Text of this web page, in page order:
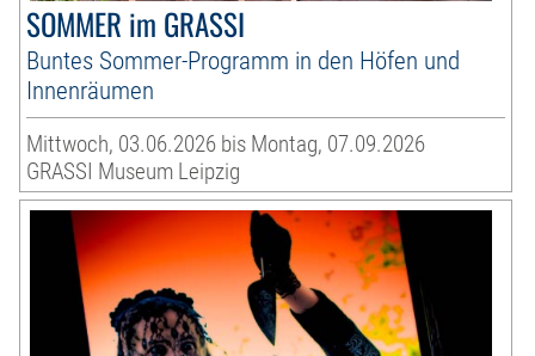
SOMMER im GRASSI
Buntes Sommer-Programm in den Höfen und
Innenräumen
Mittwoch, 03.06.2026 bis Montag, 07.09.2026
GRASSI Museum Leipzig